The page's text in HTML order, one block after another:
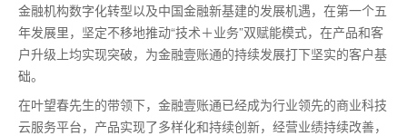
金融机构数字化转型以及中国金融新基建的发展机遇，在第一个五
年发展里，坚定不移地推动“技术＋业务”双赋能模式，在产品和客
户升级上均实现突破，为金融壹账通的持续发展打下坚实的客户基
础。
在叶望春先生的带领下，金融壹账通已经成为行业领先的商业科技
云服务平台，产品实现了多样化和持续创新，经营业绩持续改善，